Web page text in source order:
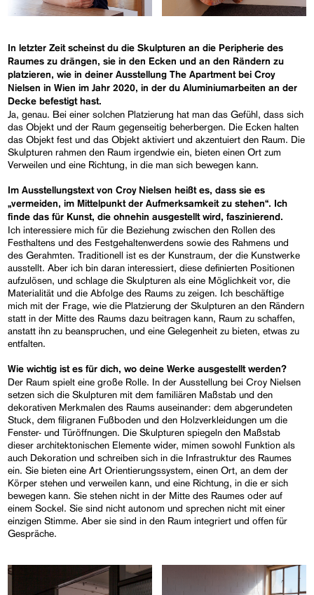
In letzter Zeit scheinst du die Skulpturen an die Peripherie des
Raumes zu drängen, sie in den Ecken und an den Rändern zu
platzieren, wie in deiner AusstellungThe Apartmentbei Croy
Nielsen in Wien im Jahr 2020, in der du Aluminiumarbeiten an der
Decke befestigt hast.
Ja, genau. Bei einer solchen Platzierung hat man das Gefühl, dass sich
das Objekt und der Raum gegenseitig beherbergen. Die Ecken halten
das Objekt fest und das Objekt aktiviert und akzentuiert den Raum. Die
Skulpturen rahmen den Raum irgendwie ein, bieten einen Ort zum
Verweilen und eine Richtung, in die man sich bewegen kann.
Im Ausstellungstext von Croy Nielsen heißt es, dass sie es
„vermeiden, im Mittelpunkt der Aufmerksamkeit zu stehen“. Ich
finde das für Kunst, die ohnehin ausgestellt wird, faszinierend.
Ich interessiere mich für die Beziehung zwischen den Rollen des
Festhaltens und des Festgehaltenwerdens sowie des Rahmens und
des Gerahmten. Traditionell ist es der Kunstraum, der die Kunstwerke
ausstellt. Aber ich bin daran interessiert, diese definierten Positionen
aufzulösen, und schlage die Skulpturen als eine Möglichkeit vor, die
Materialität und die Abfolge des Raums zu zeigen. Ich beschäftige
mich mit der Frage, wie die Platzierung der Skulpturen an den Rändern
statt in der Mitte des Raums dazu beitragen kann, Raum zu schaffen,
anstatt ihn zu beanspruchen, und eine Gelegenheit zu bieten, etwas zu
entfalten.
Wie wichtig ist es für dich, wo deine Werke ausgestellt werden?
Der Raum spielt eine große Rolle. In der Ausstellung bei Croy Nielsen
setzen sich die Skulpturen mit dem familiären Maßstab und den
dekorativen Merkmalen des Raums auseinander: dem abgerundeten
Stuck, dem filigranen Fußboden und den Holzverkleidungen um die
Fenster- und Türöffnungen. Die Skulpturen spiegeln den Maßstab
dieser architektonischen Elemente wider, mimen sowohl Funktion als
auch Dekoration und schreiben sich in die Infrastruktur des Raumes
ein. Sie bieten eine Art Orientierungssystem, einen Ort, an dem der
Körper stehen und verweilen kann, und eine Richtung, in die er sich
bewegen kann. Sie stehen nicht in der Mitte des Raumes oder auf
einem Sockel. Sie sind nicht autonom und sprechen nicht mit einer
einzigen Stimme. Aber sie sind in den Raum integriert und offen für
Gespräche.